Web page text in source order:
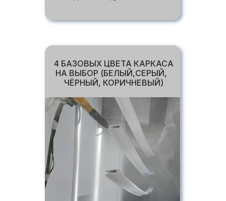
4 БАЗОВЫХ ЦВЕТА КАРКАСА
НА ВЫБОР (БЕЛЫЙ,СЕРЫЙ,
ЧЁРНЫЙ, КОРИЧНЕВЫЙ)